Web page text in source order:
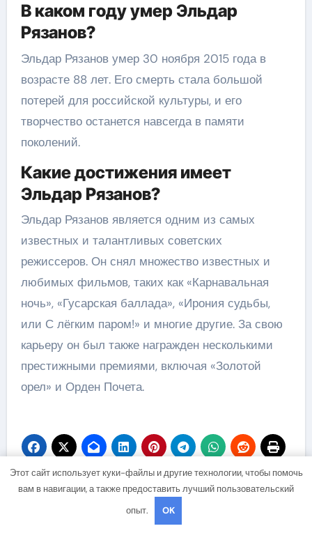
В каком году умер Эльдар
Рязанов?
Эльдар Рязанов умер 30 ноября 2015 года в
возрасте 88 лет. Его смерть стала большой
потерей для российской культуры, и его
творчество останется навсегда в памяти
поколений.
Какие достижения имеет
Эльдар Рязанов?
Эльдар Рязанов является одним из самых
известных и талантливых советских
режиссеров. Он снял множество известных и
любимых фильмов, таких как «Карнавальная
ночь», «Гусарская баллада», «Ирония судьбы,
или С лёгким паром!» и многие другие. За свою
карьеру он был также награжден несколькими
престижными премиями, включая «Золотой
орел» и Орден Почета.
Навигация
Биография Лилия
Этот сайт использует куки-файлы и другие технологии, чтобы помочь
вам в навигации, а также предоставить лучший пользовательский
опыт.
OK